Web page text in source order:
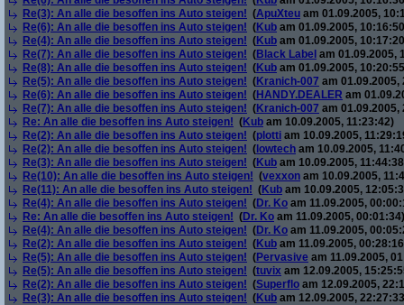
Re(3): An alle die besoffen ins Auto steigen! (ApuXteu am 01.09.2005,
Re(6): An alle die besoffen ins Auto steigen! (Kub am 01.09.2005,
Re(4): An alle die besoffen ins Auto steigen! (Kub am 01.09.2005,
Re(7): An alle die besoffen ins Auto steigen! (Black Label am 01.09.2005,
Re(8): An alle die besoffen ins Auto steigen! (Kub am 01.09.2005,
Re(5): An alle die besoffen ins Auto steigen! (Kranich-007 am 01.09.2005,
Re(6): An alle die besoffen ins Auto steigen! (HANDY.DEALER am
Re(7): An alle die besoffen ins Auto steigen! (Kranich-007 am 01.09.2005,
Re: An alle die besoffen ins Auto steigen! (Kub am 10.09.2005, 11:23:42)
Re(2): An alle die besoffen ins Auto steigen! (plotti am 10.09.2005,
Re(2): An alle die besoffen ins Auto steigen! ( lowtech am 10.09.2005,
Re(3): An alle die besoffen ins Auto steigen! (Kub am 10.09.2005,
Re(10): An alle die besoffen ins Auto steigen! (vexxon am 10.09.2005,
Re(11): An alle die besoffen ins Auto steigen! (Kub am 10.09.2005,
Re(4): An alle die besoffen ins Auto steigen! (Dr. Ko am 11.09.2005,
Re: An alle die besoffen ins Auto steigen! (Dr. Ko am 11.09.2005, 00:01:34)
Re(4): An alle die besoffen ins Auto steigen! (Dr. Ko am 11.09.2005,
Re(2): An alle die besoffen ins Auto steigen! (Kub am 11.09.2005,
Re(5): An alle die besoffen ins Auto steigen! (Pervasive am 11.09.2005,
Re(5): An alle die besoffen ins Auto steigen! (tuvix am 12.09.2005,
Re(2): An alle die besoffen ins Auto steigen! (Superflo am 12.09.2005,
Re(3): An alle die besoffen ins Auto steigen! (Kub am 12.09.2005,